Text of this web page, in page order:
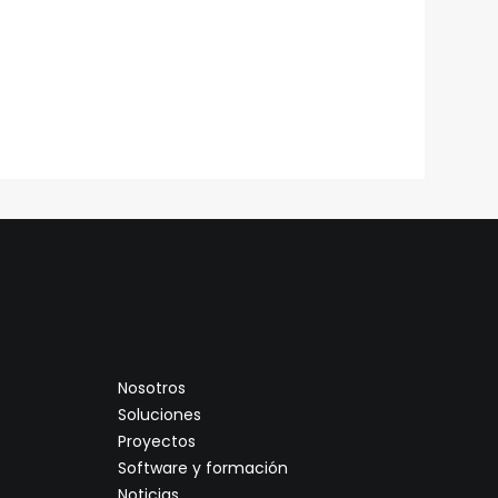
Nosotros
Soluciones
Proyectos
Software y formación